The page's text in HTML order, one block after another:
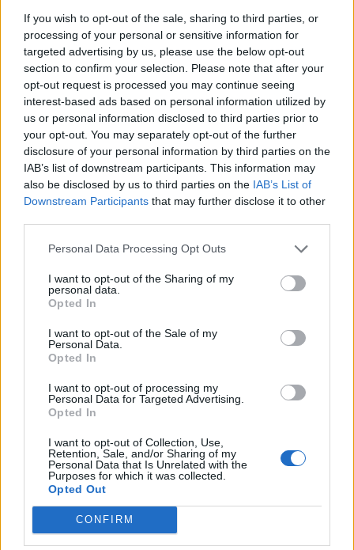
If you wish to opt-out of the sale, sharing to third parties, or
processing of your personal or sensitive information for
targeted advertising by us, please use the below opt-out
section to confirm your selection. Please note that after your
opt-out request is processed you may continue seeing
interest-based ads based on personal information utilized by
us or personal information disclosed to third parties prior to
your opt-out. You may separately opt-out of the further
disclosure of your personal information by third parties on the
IAB’s list of downstream participants. This information may
also be disclosed by us to third parties on the IAB’s List of
Downstream Participants that may further disclose it to other
Personal Data Processing Opt Outs
I want to opt-out of the Sharing of my
personal data.
Opted In
I want to opt-out of the Sale of my
Personal Data.
Opted In
I want to opt-out of processing my
Personal Data for Targeted Advertising.
Opted In
I want to opt-out of Collection, Use,
Retention, Sale, and/or Sharing of my
Personal Data that Is Unrelated with the
Purposes for which it was collected.
Opted Out
CONFIRM
mostrato l'ultima volta in Serie A.
Si sta muovendo per fare qualcosa di diverso
rispetto al contesto da cui proviene. Non vedo
l'ora di seguirlo, perché è una scelta
interessante. Ci sono molti indizi che lo
rendono adatto alla Serie A. Se si guarda allo
stile di gioco del campionato, si è sempre
adattato al tipo di giocatore che è Rasmus.
È un buon inizio. E ha già dimostrato di saper
segnare gol in quel campionato. Ha
dimostrato di poter dare il massimo in questo
contesto e arriva in un club che funziona
me".